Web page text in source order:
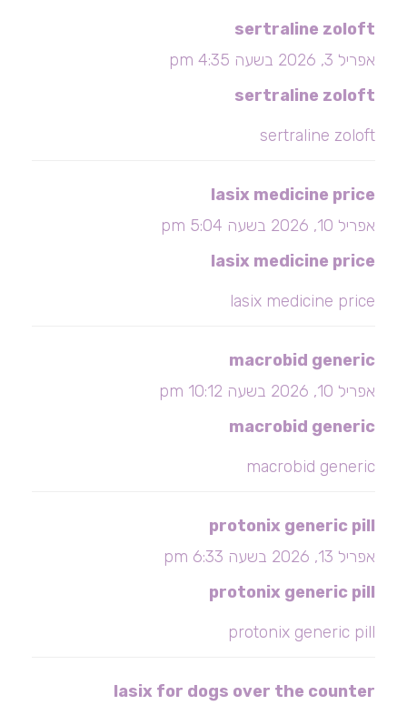
sertraline zoloft
אפריל 3, 2026 בשעה 4:35 pm
sertraline zoloft
sertraline zoloft
lasix medicine price
אפריל 10, 2026 בשעה 5:04 pm
lasix medicine price
lasix medicine price
macrobid generic
אפריל 10, 2026 בשעה 10:12 pm
macrobid generic
macrobid generic
protonix generic pill
אפריל 13, 2026 בשעה 6:33 pm
protonix generic pill
protonix generic pill
lasix for dogs over the counter